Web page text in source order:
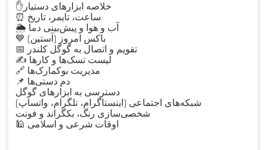
✋خلاصه ابزارهای دستیار
⏰ ساعت، تایمر، تاریخ
🌦 آب و هوا و پیش‌بینی دما
💙 باکس امروز (آستین)
📅 تقویم و اتصال به گوگل کلندر
✍️ لیست تسک‌ها و کارها
🔗 مدیریت بوکمارک‌ها
📌 دم دستی‌ها
دسترسی به ابزارهای گوگل
شبکه‌های اجتماعی (اینستاگرام، تلگرام، واتساپ)
شخصی‌سازی رنگ، بکگراند و فونت
🕌 اوقات شرعی و اسلامی